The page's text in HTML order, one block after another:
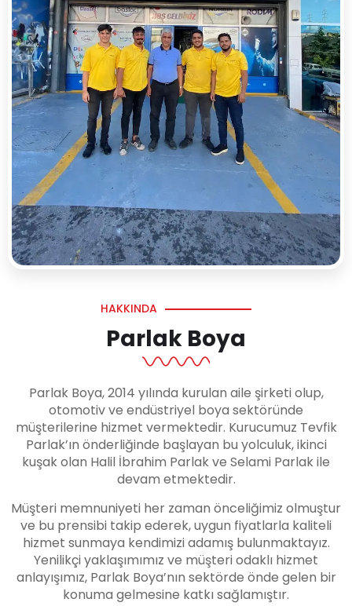
HAKKINDA
Parlak Boya
Parlak Boya, 2014 yılında kurulan aile şirketi olup,
otomotiv ve endüstriyel boya sektöründe
müşterilerine hizmet vermektedir. Kurucumuz Tevfik
Parlak’ın önderliğinde başlayan bu yolculuk, ikinci
kuşak olan Halil İbrahim Parlak ve Selami Parlak ile
devam etmektedir.
Müşteri memnuniyeti her zaman önceliğimiz olmuştur
ve bu prensibi takip ederek, uygun fiyatlarla kaliteli
hizmet sunmaya kendimizi adamış bulunmaktayız.
Yenilikçi yaklaşımımız ve müşteri odaklı hizmet
anlayışımız, Parlak Boya’nın sektörde önde gelen bir
konuma gelmesine katkı sağlamıştır.